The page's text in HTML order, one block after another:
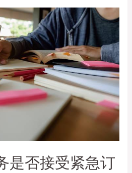
是否接受紧急订